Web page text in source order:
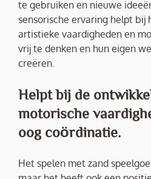
te gebruiken en nieuwe
sensorische ervaring helpt bij
artistieke vaardigheden en
vrij te denken en hun eigen
creëren.
Helpt bij de
motorische
oog coördinatie.
Het spelen met zand